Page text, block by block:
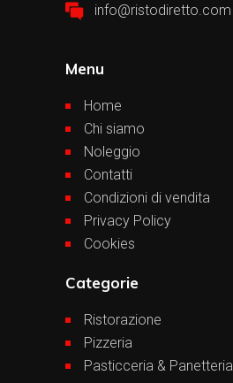
info@ristodiretto.com
Menu
Home
Chi siamo
Noleggio
Contatti
Condizioni di vendita
Privacy Policy
Cookies
Categorie
Ristorazione
Pizzeria
Pasticceria & Panetteria